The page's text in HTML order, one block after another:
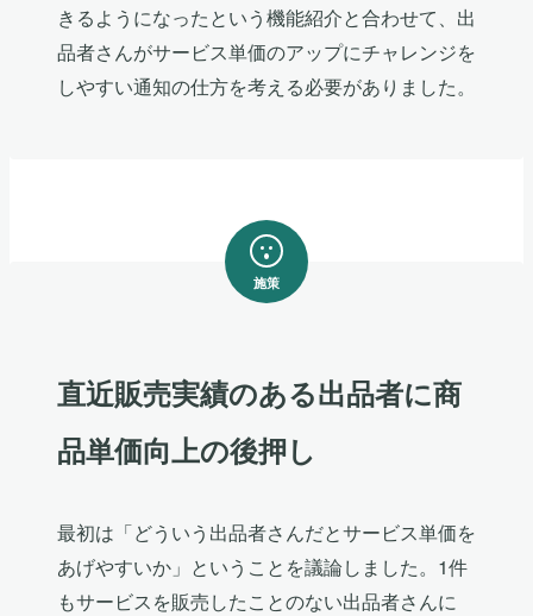
きるようになったという機能紹介と合わせて、出
品者さんがサービス単価のアップにチャレンジを
しやすい通知の仕方を考える必要がありました。
施策
直近販売実績のある出品者に商
品単価向上の後押し
最初は「どういう出品者さんだとサービス単価を
あげやすいか」ということを議論しました。1件
もサービスを販売したことのない出品者さんに